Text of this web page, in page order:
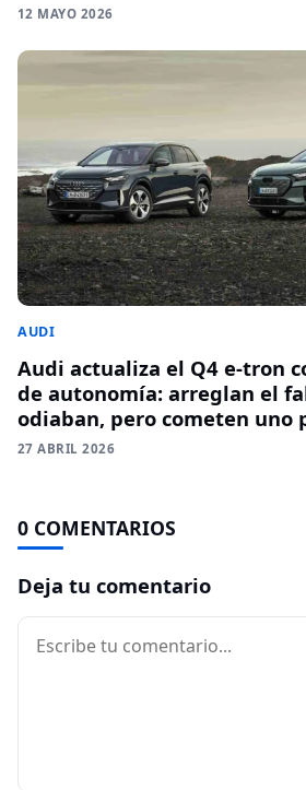
12 MAYO 2026
AUDI
Audi actualiza el Q4 e-tron
de autonomía: arreglan el
odiaban, pero cometen uno
27 ABRIL 2026
0 COMENTARIOS
Deja tu comentario
Comentario